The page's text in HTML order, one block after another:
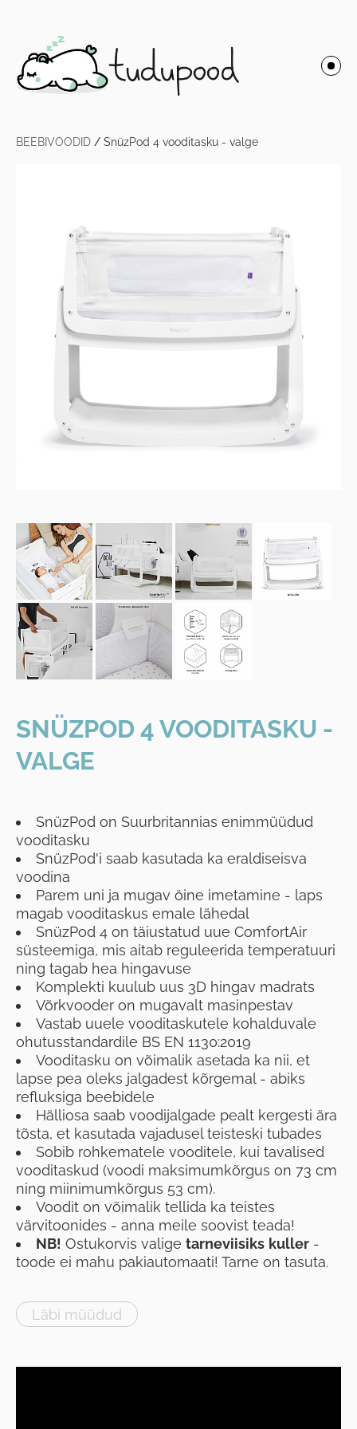
BEEBIVOODID / SnüzPod 4 vooditasku - valge
SNÜZPOD 4 VOODITASKU -
VALGE
SnüzPod on Suurbritannias enimmüüdud
vooditasku
SnüzPod'i saab kasutada ka eraldiseisva
voodina
Parem uni ja mugav öine imetamine - laps
magab vooditaskus emale lähedal
SnüzPod 4 on täiustatud uue ComfortAir
süsteemiga, mis aitab reguleerida temperatuuri
ning tagab hea hingavuse
Komplekti kuulub uus 3D hingav madrats
Võrkvooder on mugavalt masinpestav
Vastab uuele vooditaskutele kohalduvale
ohutusstandardile BS EN 1130:2019
Vooditasku on võimalik asetada ka nii, et
lapse pea oleks jalgadest kõrgemal - abiks
refluksiga beebidele
Hälliosa saab voodijalgade pealt kergesti ära
tõsta, et kasutada vajadusel teisteski tubades
Sobib rohkematele vooditele, kui tavalised
vooditaskud (voodi maksimumkõrgus on 73 cm
ning miinimumkõrgus 53 cm).
Voodit on võimalik tellida ka teistes
värvitoonides - anna meile soovist teada!
NB! Ostukorvis valige tarneviisiks kuller -
toode ei mahu pakiautomaati! Tarne on tasuta.
Läbi müüdud